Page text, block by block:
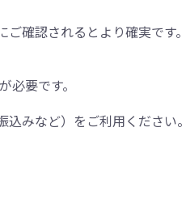
確認されるとより確実です。
要です。
みなど）をご利用ください。